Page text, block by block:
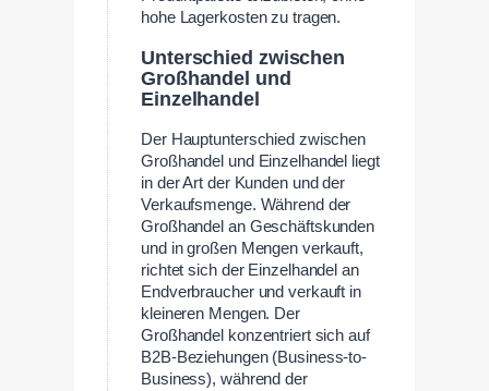
hohe Lagerkosten zu tragen.
Unterschied zwischen
Großhandel und
Einzelhandel
Der Hauptunterschied zwischen
Großhandel und Einzelhandel liegt
in der Art der Kunden und der
Verkaufsmenge. Während der
Großhandel an Geschäftskunden
und in großen Mengen verkauft,
richtet sich der Einzelhandel an
Endverbraucher und verkauft in
kleineren Mengen. Der
Großhandel konzentriert sich auf
B2B-Beziehungen (Business-to-
Business), während der